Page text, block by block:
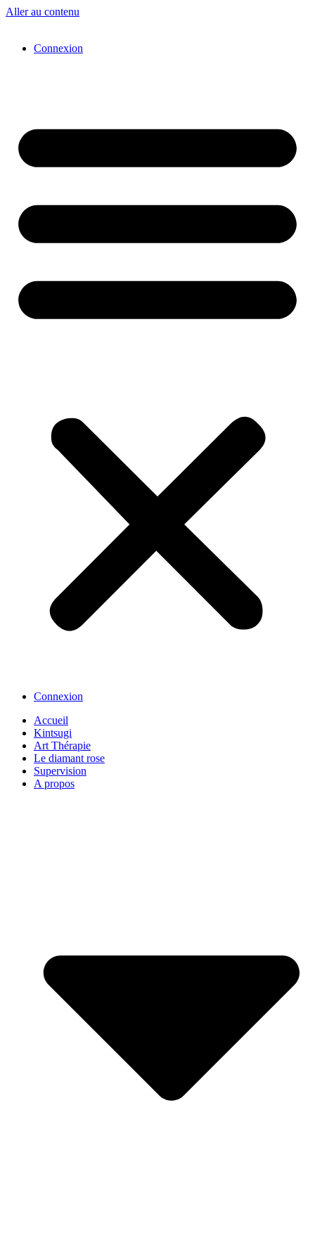
Aller au contenu
Connexion
Connexion
Accueil
Kintsugi
Art Thérapie
Le diamant rose
Supervision
A propos